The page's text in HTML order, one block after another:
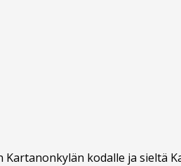
kodalle ja sieltä